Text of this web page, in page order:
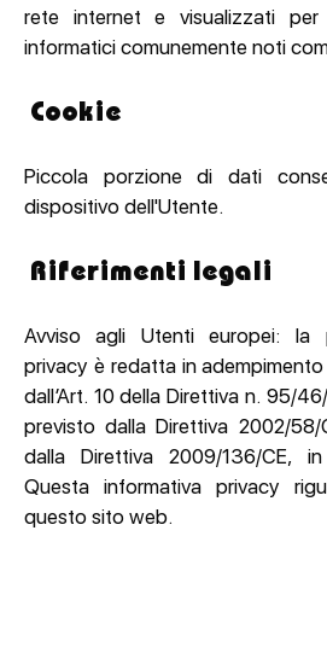
rete internet e visualizzati
informatici comunemente noti
Cookie
Piccola porzione di dati
dispositivo dell'Utente.
Riferimenti legali
Avviso agli Utenti europei: la
privacy è redatta in
dall’Art. 10 della Direttiva n. 95/
previsto dalla Direttiva 2002/
dalla Direttiva 2009/136/CE,
Questa informativa privacy
questo sito web.